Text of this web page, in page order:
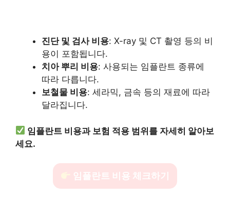
진단 및 검사 비용: X-ray 및 CT 촬영 등의 비
용이 포함됩니다.
치아 뿌리 비용: 사용되는 임플란트 종류에
따라 다릅니다.
보철물 비용: 세라믹, 금속 등의 재료에 따라
달라집니다.
임플란트 비용과 보험 적용 범위를 자세히 알아보
세요.
임플란트 비용 체크하기